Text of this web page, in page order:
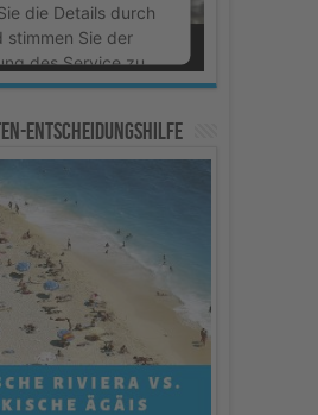
die Details durch
stimmen Sie der
des Service zu,
dieses Video
Informationen
byUsercentrics
Management
Platform
Entscheidungshilfe